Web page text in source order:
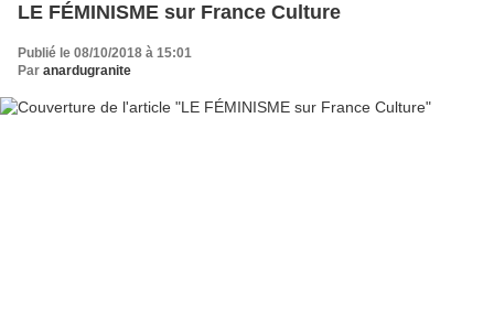
LE FÉMINISME sur France Culture
Publié le 08/10/2018 à 15:01
Par anardugranite